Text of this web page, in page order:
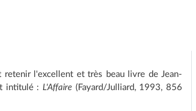
l'excellent et très beau livre de Jean-
intitulé :L'Affaire (Fayard/Julliard, 1993, 856